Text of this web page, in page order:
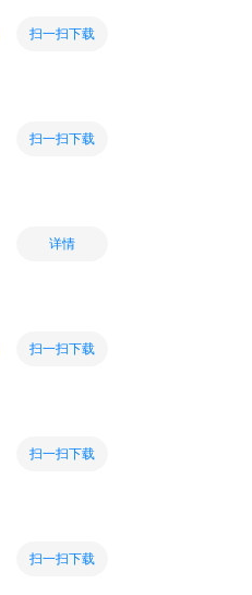
扫一扫下载
扫一扫下载
详情
扫一扫下载
扫一扫下载
扫一扫下载